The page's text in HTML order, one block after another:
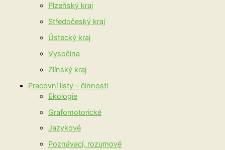
Plzeňský kraj
Středočeský kraj
Ústecký kraj
Vysočina
Zlínský kraj
Pracovní listy – činnosti
Ekologie
Grafomotorické
Jazykové
Poznávací, rozumové